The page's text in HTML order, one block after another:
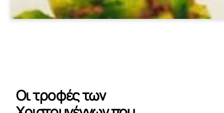
Οι τροφές των